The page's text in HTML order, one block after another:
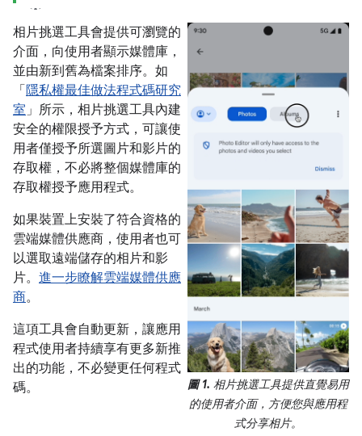
圖 1. 相片挑選工具提供直覺易用
的使用者介面，方便您與應用程
式分享相片。
相片挑選工具會提供可瀏覽的
介面，向使用者顯示媒體庫，
並由新到舊為檔案排序。如
「 隱私權最佳做法程式碼研究
室」所示，相片挑選工具內建
安全的權限授予方式，可讓使
用者僅授予所選圖片和影片的
存取權，不必將整個媒體庫的
存取權授予應用程式。
如果裝置上安裝了符合資格的
雲端媒體供應商，使用者也可
以選取遠端儲存的相片和影
片。 進一步瞭解雲端媒體供應
商。
這項工具會自動更新，讓應用
程式使用者持續享有更多新推
出的功能，不必變更任何程式
碼。